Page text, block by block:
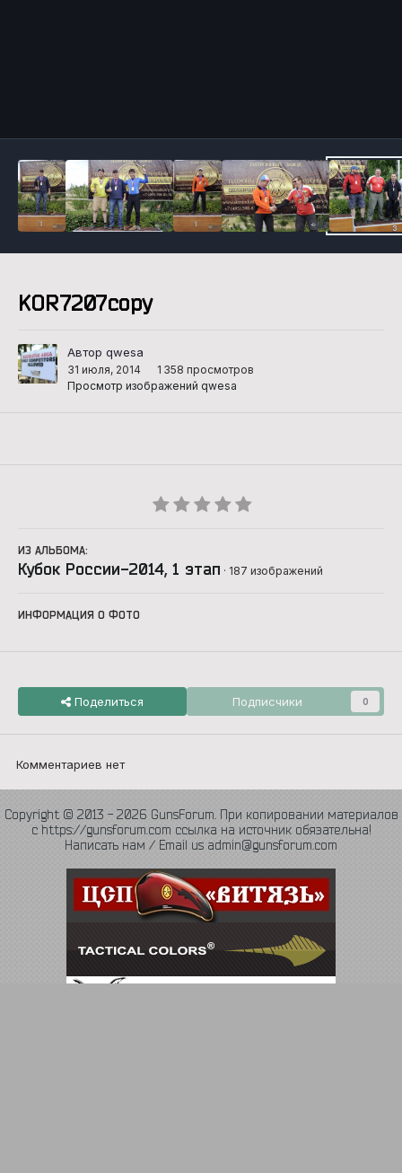
KOR7207copy
Автор qwesa
31 июля, 2014
1 358 просмотров
Просмотр изображений qwesa
ИЗ АЛЬБОМА:
Кубок России-2014, 1 этап · 187 изображений
ИНФОРМАЦИЯ О ФОТО
Поделиться Подписчики 0
Комментариев нет
Copyright © 2013 - 2026 GunsForum. При копировании материалов
с https://gunsforum.com ссылка на источник обязательна!
Написать нам / Email us admin@gunsforum.com